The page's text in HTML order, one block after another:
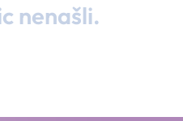
nenašli.